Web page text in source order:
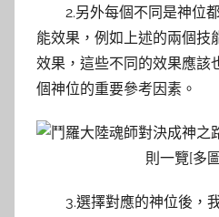
2.另外每個不同是神位
能效果，例如上述的兩個技
效果，這些不同的效果應該
個神位的重要參考因素。
3.選擇對應的神位後，